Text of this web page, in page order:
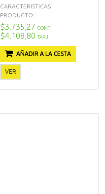
CARACTERISTICAS
PRODUCTO:...
$3.735,27 CONT
$4.108,80 TARJ
AÑADIR A LA CESTA
VER